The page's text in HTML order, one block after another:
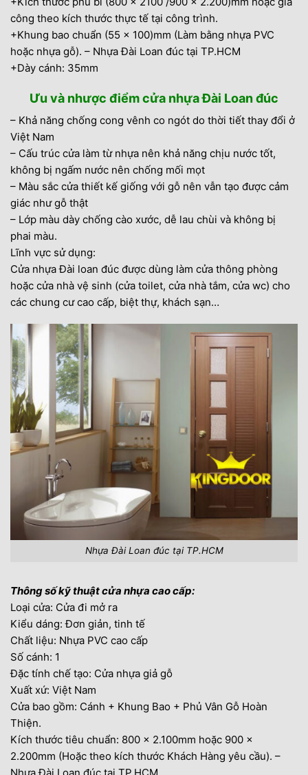
công theo kích thước thực tế tại công trình.
+Khung bao chuẩn (55 x 100)mm (Làm bằng nhựa PVC
hoặc nhựa gỗ). – Nhựa Đài Loan đúc tại TP.HCM
+Dày cánh: 35mm
Ưu và nhược điểm cửa nhựa Đài Loan đúc
– Khả năng chống cong vênh co ngót do thời tiết thay đổi ở
Việt Nam
– Cấu trúc cửa làm từ nhựa nên khả năng chịu nước tốt,
không bị ngấm nước nên chống mối mọt
– Màu sắc cửa thiết kế giống với gỗ nên vẫn tạo được cảm
giác như gỗ thật
– Lớp màu dày chống cào xước, dễ lau chùi và không bị
phai màu.
Lĩnh vực sử dụng:
Cửa nhựa Đài loan đúc được dùng làm cửa thông phòng
hoặc cửa nhà vệ sinh (cửa toilet, cửa nhà tắm, cửa wc) cho
các chung cư cao cấp, biệt thự, khách sạn…
Nhựa Đài Loan đúc tại TP.HCM
Thông số kỹ thuật cửa nhựa cao cấp:
Loại cửa: Cửa đi mở ra
Kiểu dáng: Đơn giản, tinh tế
Chất liệu: Nhựa PVC cao cấp
Số cánh: 1
Đặc tính chế tạo: Cửa nhựa giả gỗ
Xuất xứ: Việt Nam
Cửa bao gồm: Cánh + Khung Bao + Phủ Vân Gỗ Hoàn
Thiện.
Kích thước tiêu chuẩn: 800 x 2.100mm hoặc 900 x
2.200mm (Hoặc theo kích thước Khách Hàng yêu cầu). –